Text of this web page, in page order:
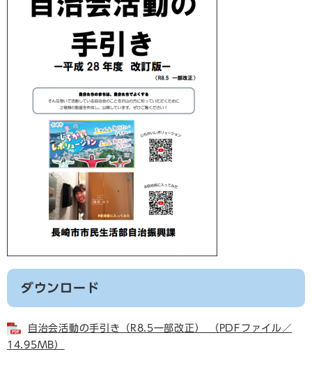
ダウンロード
自治会活動の手引き（R8.5一部改正） （PDFファイル／
14.95MB）